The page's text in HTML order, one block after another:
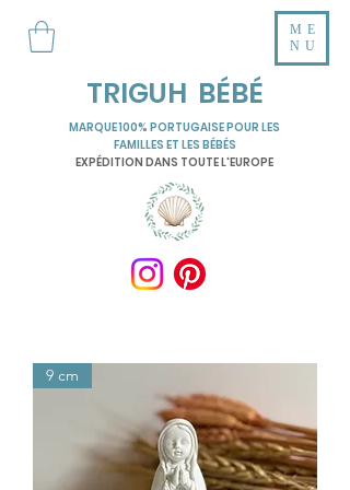
TRIGUH BÉBÉ
ME
NU
MARQUE 100% PORTUGAISE POUR LES
FAMILLES ET LES BÉBÉS
EXPÉDITION DANS TOUTE L'EUROPE
9 cm